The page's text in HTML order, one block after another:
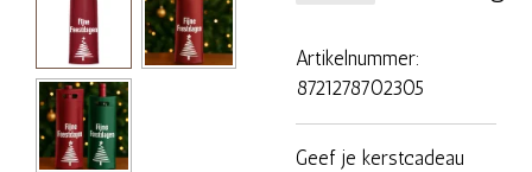
Artikelnummer:
8721278702305
Geef je kerstcadeau